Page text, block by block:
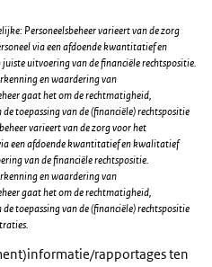
Personeelsbeheer varieert van de zorg
via een afdoende kwantitatief en
uitvoering van de financiële rechtspositie.
en waardering van
gaat het om de rechtmatigheid,
toepassing van de (financiële) rechtspositie
varieert van de zorg voor het
een afdoende kwantitatief en kwalitatief
van de financiële rechtspositie.
en waardering van
gaat het om de rechtmatigheid,
toepassing van de (financiële) rechtspositie
rapportages ten